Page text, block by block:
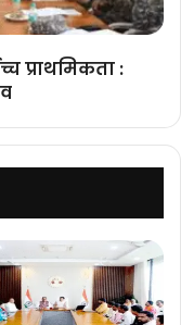
प्राथमिकता :